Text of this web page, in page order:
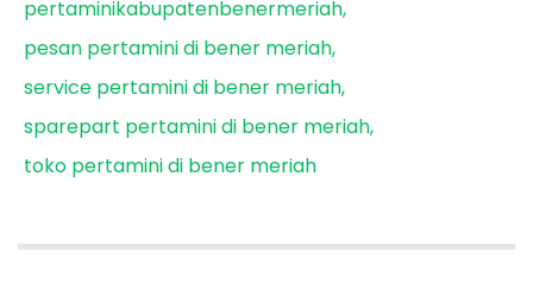
pertaminikabupatenbenermeriah
pesan pertamini di bener meriah
service pertamini di bener meriah
sparepart pertamini di bener meriah
toko pertamini di bener meriah